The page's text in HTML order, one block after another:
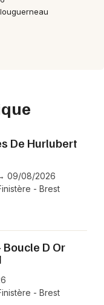
De Hurlubert
09/08/2026
- Brest
D Or
- Brest